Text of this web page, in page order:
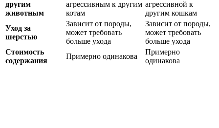
другим
животным
агрессивным к другим
котам
агрессивной к
другим кошкам
Уход за
шерстью
Зависит от породы,
может требовать
больше ухода
Зависит от породы,
может требовать
больше ухода
Стоимость
содержания
Примерно одинакова
Примерно
одинакова